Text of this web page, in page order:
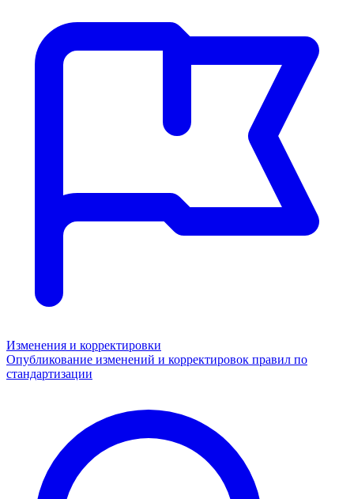
Изменения и корректировки
Опубликование изменений и корректировок правил по
стандартизации